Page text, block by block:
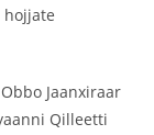
hojjate
Jaanxiraar
Qilleetti